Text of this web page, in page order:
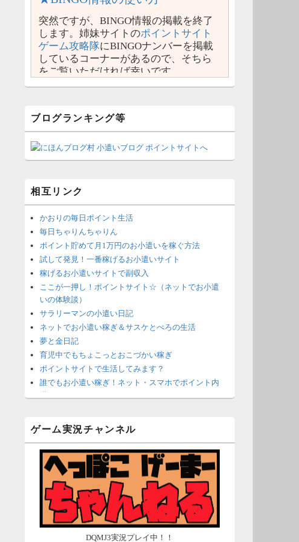
突然ですが、BINGO情報の掲載を終了
します。姉妹サイトのポイントサイト
ゲーム攻略隊にBINGOナンバーを掲載
しているコーナーがあるので、そちら
をご覧いただければ幸いです。
ブログランキング等
相互リンク
かおりの毎日ポイント生活
毎日ちゃりんちゃりん
ポイント貯めて月1万円のお小遣いを稼ぐ方法
試して発見！一番稼げるお小遣いサイト
稼げるお小遣いサイトで副収入
ここが一押し！ポイントサイト☆（ネットでお小遣
いの体験談）
サラリーマンの小遣い日記
ネットでお小遣い稼ぎ＆サスケとぺろの生活
夢と金日記
育児中でもちょこっとおこづかい稼ぎ
ポイントサイトで生活してみます？
誰でもお小遣い稼ぎ！ネット・スマホでポイント内
沈黙は金なり
ポイントがお金に！？-空いた時間でちょい稼ぎ-
在宅deお小遣い！～小銭だって集めれば諭吉になる
ネット収入攻略ナビ
ポイントサイトは安全？危険？お小遣い稼ぎサイト
の使い方ガイド
ゲーム実況チャンネル
DQMJ3実況プレイ中！！